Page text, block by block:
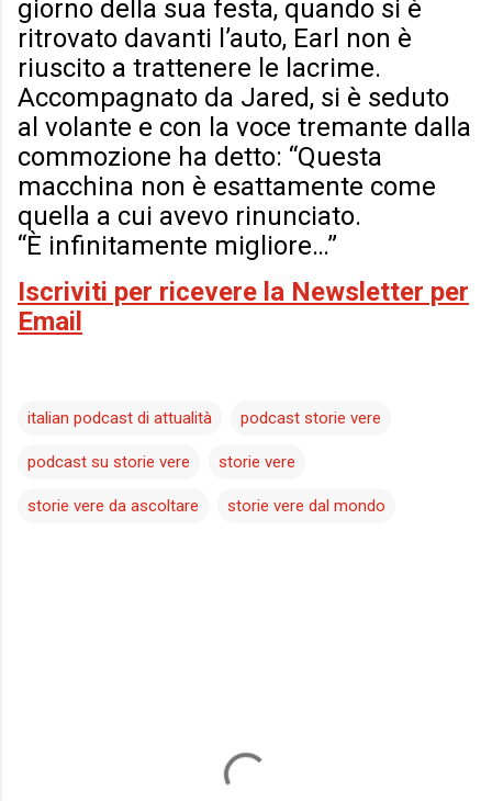
giorno della sua festa, quando si è
ritrovato davanti l’auto, Earl non è
riuscito a trattenere le lacrime.
Accompagnato da Jared, si è seduto
al volante e con la voce tremante dalla
commozione ha detto: “Questa
macchina non è esattamente come
quella a cui avevo rinunciato.
“È infinitamente migliore…”
Iscriviti per ricevere la Newsletter per
Email
italian podcast di attualità podcast storie vere
podcast su storie vere storie vere
storie vere da ascoltare storie vere dal mondo